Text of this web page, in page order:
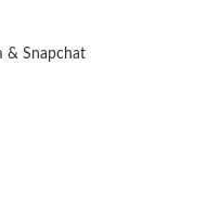
& Snapchat